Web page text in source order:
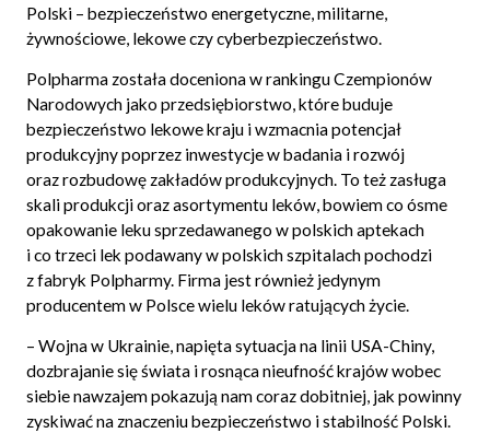
Polski – bezpieczeństwo energetyczne, militarne,
żywnościowe, lekowe czy cyberbezpieczeństwo.
Polpharma została doceniona w rankingu Czempionów
Narodowych jako przedsiębiorstwo, które buduje
bezpieczeństwo lekowe kraju i wzmacnia potencjał
produkcyjny poprzez inwestycje w badania i rozwój
oraz rozbudowę zakładów produkcyjnych. To też zasługa
skali produkcji oraz asortymentu leków, bowiem co ósme
opakowanie leku sprzedawanego w polskich aptekach
i co trzeci lek podawany w polskich szpitalach pochodzi
z fabryk Polpharmy. Firma jest również jedynym
producentem w Polsce wielu leków ratujących życie.
– Wojna w Ukrainie, napięta sytuacja na linii USA-Chiny,
dozbrajanie się świata i rosnąca nieufność krajów wobec
siebie nawzajem pokazują nam coraz dobitniej, jak powinny
zyskiwać na znaczeniu bezpieczeństwo i stabilność Polski.